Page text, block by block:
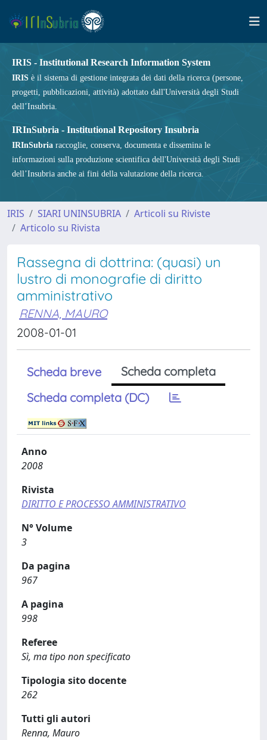
IRIS - Institutional Research Information System
IRIS è il sistema di gestione integrata dei dati della ricerca (persone,
progetti, pubblicazioni, attività) adottato dall'Università degli Studi
dell’Insubria.
IRInSubria - Institutional Repository Insubria
IRInSubria raccoglie, conserva, documenta e dissemina le
informazioni sulla produzione scientifica dell'Università degli Studi
dell’Insubria anche ai fini della valutazione della ricerca.
IRIS SIARI UNINSUBRIA
Articoli su Riviste
Articolo su Rivista
Rassegna di dottrina: (quasi) un
lustro di monografie di diritto
amministrativo
RENNA, MAURO
2008-01-01
Scheda breve
Scheda completa
Scheda completa (DC)
Anno
2008
Rivista
DIRITTO E PROCESSO AMMINISTRATIVO
N° Volume
3
Da pagina
967
A pagina
998
Referee
Sì, ma tipo non specificato
Tipologia sito docente
262
Tutti gli autori
Renna, Mauro